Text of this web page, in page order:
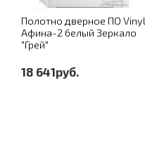
Полотно дверное ПО Vinyl
Афина-2 белый Зеркало
"Грей"
18 641руб.